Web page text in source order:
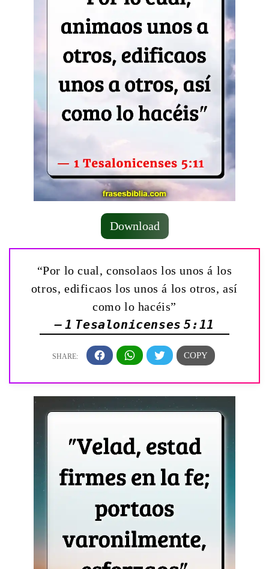
Download
“Por lo cual, consolaos los unos á los
otros, edificaos los unos á los otros, así
como lo hacéis”
— 1 Tesalonicenses 5:11